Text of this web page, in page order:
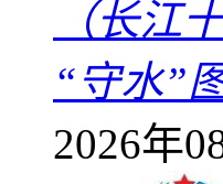
（长江
“守水”
2026年